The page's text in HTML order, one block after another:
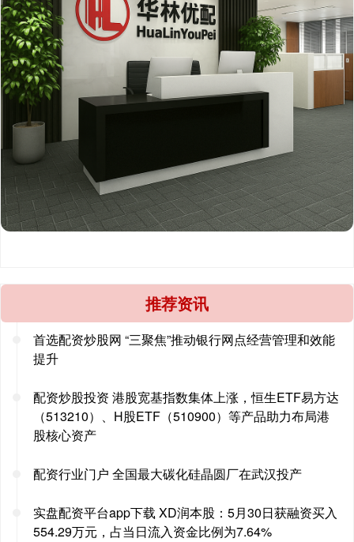
推荐资讯
首选配资炒股网 “三聚焦”推动银行网点经营管理和效能
提升
配资炒股投资 港股宽基指数集体上涨，恒生ETF易方达
（513210）、H股ETF（510900）等产品助力布局港
股核心资产
配资行业门户 全国最大碳化硅晶圆厂在武汉投产
实盘配资平台app下载 XD润本股：5月30日获融资买入
554.29万元，占当日流入资金比例为7.64%